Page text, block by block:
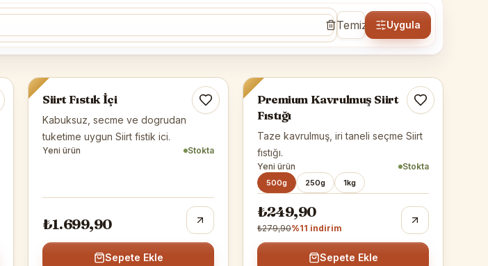
Temizle Uygula
Siirt Fıstık İçi
Kabuksuz, secme ve dogrudan
tuketime uygun Siirt fistik ici.
Yeni ürün Stokta
₺1.699,90
Sepete Ekle
Premium Kavrulmuş Siirt
Fıstığı
Taze kavrulmuş, iri taneli seçme Siirt
fıstığı.
Yeni ürün Stokta
500g 250g 1kg
₺249,90
₺279,90%11 indirim
Sepete Ekle